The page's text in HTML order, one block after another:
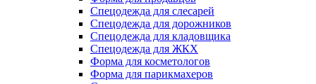
Спецодежда для слесарей
Спецодежда для дорожников
Спецодежда для кладовщика
Спецодежда для ЖКХ
Форма для косметологов
Форма для парикмахеров